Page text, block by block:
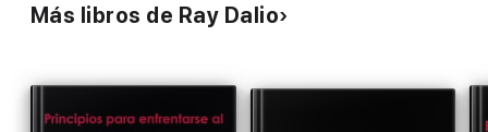
Más libros de Ray Dalio